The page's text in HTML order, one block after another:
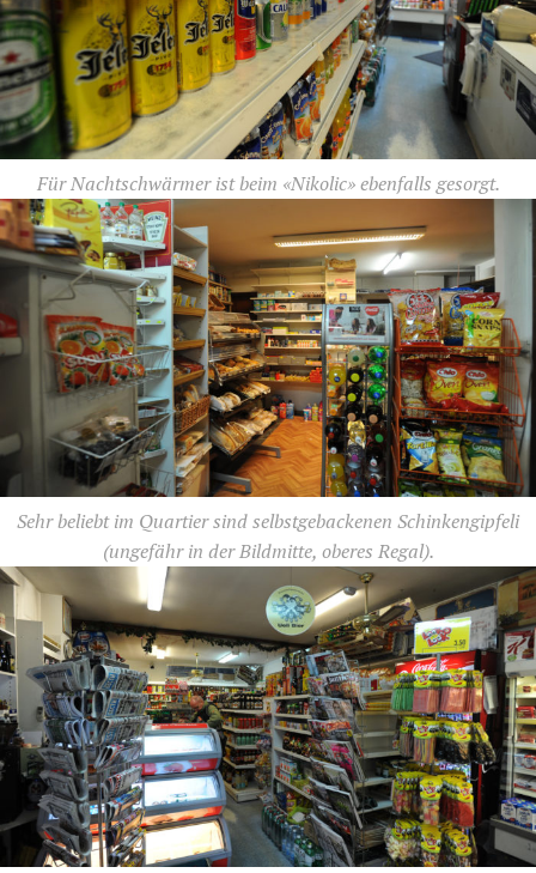
Für Nachtschwärmer ist beim «Nikolic» ebenfalls gesorgt.
Sehr beliebt im Quartier sind selbstgebackenen Schinkengipfeli
(ungefähr in der Bildmitte, oberes Regal).